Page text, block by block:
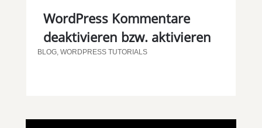
WordPress Kommentare
deaktivieren bzw. aktivieren
BLOG, WORDPRESS TUTORIALS